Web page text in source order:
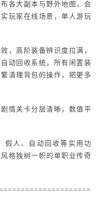
各大副本与野外地图，会
玩家在线场景，单人游玩
，高阶装备辨识度拉满，
动回收系统，所有闲置装
清理背包的操作，把更多
情关卡分层清晰，数值平
假人、自动回收等实用功
格独树一帜的单职业传奇